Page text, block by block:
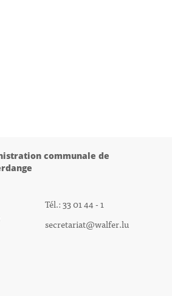
communale de
Tél.: 33 01 44 - 1
secretariat@walfer.lu